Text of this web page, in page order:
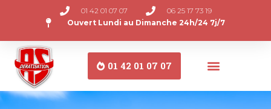
01 42 01 07 07
06 25 17 73 19
Ouvert Lundi au Dimanche 24h/24 7j/7
01 42 01 07 07